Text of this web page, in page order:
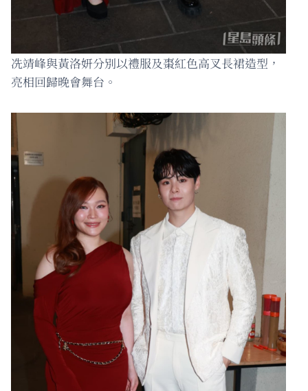
冼靖峰與黃洛妍分別以禮服及棗紅色高叉長裙造型，
亮相回歸晚會舞台。